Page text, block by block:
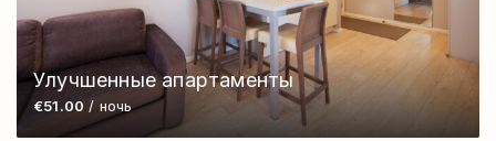
Улучшенные апартаменты
€51.00 / ночь